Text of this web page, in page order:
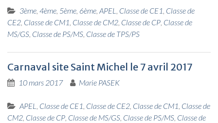
3ème, 4ème, 5ème, 6ème, APEL , Classe de CE1, Classe de
CE2, Classe de CM1, Classe de CM2, Classe de CP, Classe de
MS/GS, Classe de PS/MS, Classe de TPS/PS
Carnaval site Saint Michel le 7 avril 2017
10 mars 2017 Marie PASEK
APEL , Classe de CE1, Classe de CE2, Classe de CM1, Classe de
CM2, Classe de CP, Classe de MS/GS, Classe de PS/MS, Classe de